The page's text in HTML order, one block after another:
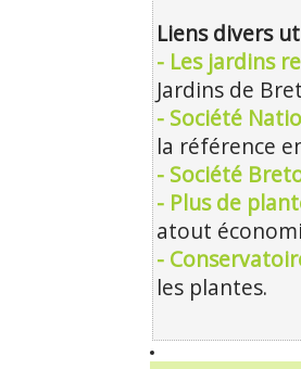
Liens divers
- Les jardins
Jardins de
- Société
la référence
- Société
- Plus de
atout
-
les plantes.